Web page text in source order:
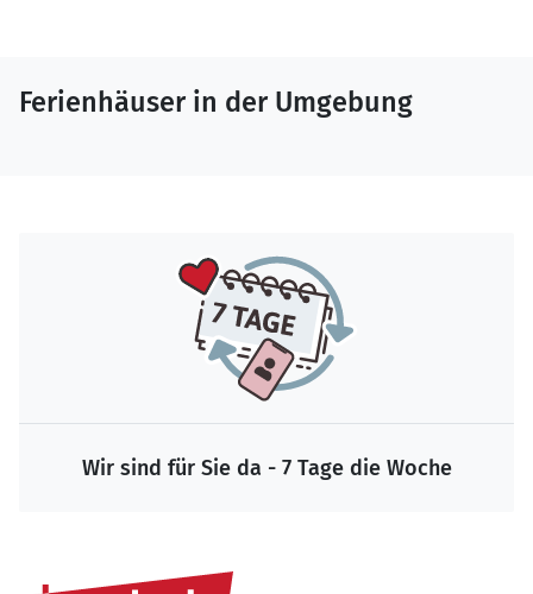
Ferienhäuser in der Umgebung
Wir sind für Sie da - 7 Tage die Woche